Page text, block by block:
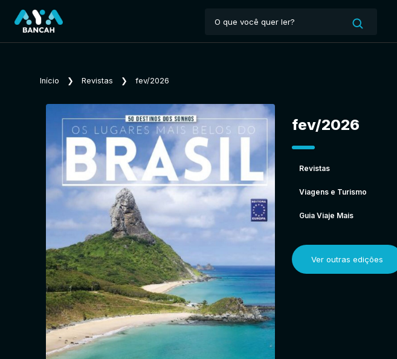
Início ❯ Revistas ❯ fev/2026
fev/2026
Revistas
Viagens e Turismo
Guia Viaje Mais
Ver outras edições